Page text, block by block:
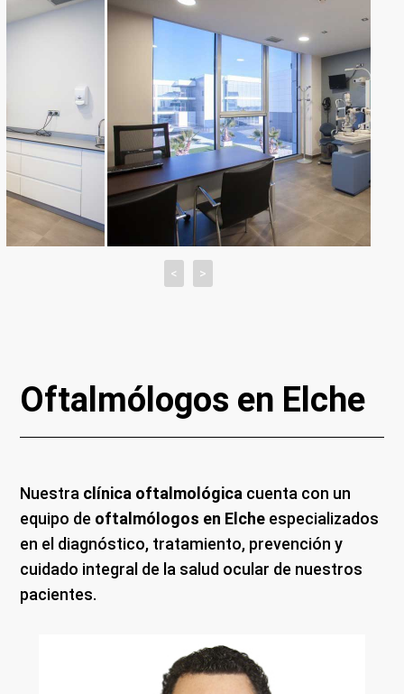
< >
Oftalmólogos en Elche
Nuestra clínica oftalmológica cuenta con un
equipo de oftalmólogos en Elche especializados
en el diagnóstico, tratamiento, prevención y
cuidado integral de la salud ocular de nuestros
pacientes.